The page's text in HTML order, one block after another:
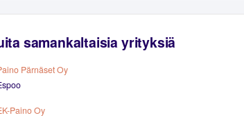
samankaltaisia yrityksiä
Pärnäset Oy
Paino Oy